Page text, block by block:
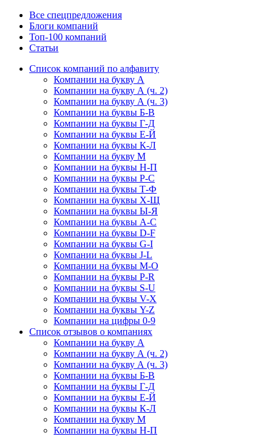
Все спецпредложения
Блоги компаний
Топ-100 компаний
Статьи
Список компаний по алфавиту
Компании на букву А
Компании на букву А (ч. 2)
Компании на букву А (ч. 3)
Компании на буквы Б-В
Компании на буквы Г-Д
Компании на буквы Е-Й
Компании на буквы К-Л
Компании на букву М
Компании на буквы Н-П
Компании на буквы Р-С
Компании на буквы Т-Ф
Компании на буквы Х-Щ
Компании на буквы Ы-Я
Компании на буквы A-C
Компании на буквы D-F
Компании на буквы G-I
Компании на буквы J-L
Компании на буквы M-O
Компании на буквы P-R
Компании на буквы S-U
Компании на буквы V-X
Компании на буквы Y-Z
Компании на цифры 0-9
Список отзывов о компаниях
Компании на букву А
Компании на букву А (ч. 2)
Компании на букву А (ч. 3)
Компании на буквы Б-В
Компании на буквы Г-Д
Компании на буквы Е-Й
Компании на буквы К-Л
Компании на букву М
Компании на буквы Н-П